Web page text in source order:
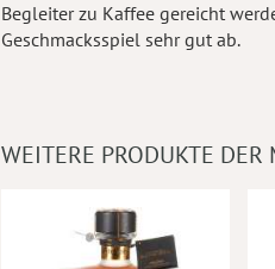
Begleiter zu Kaffee gereicht
Geschmacksspiel sehr gut ab.
WEITERE PRODUKTE DER